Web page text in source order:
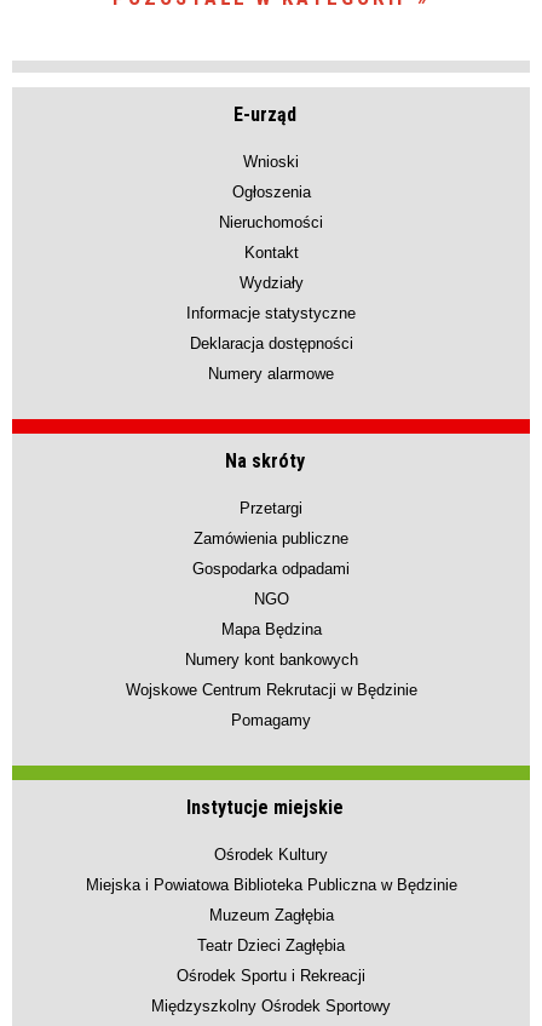
E-urząd
Wnioski
Ogłoszenia
Nieruchomości
Kontakt
Wydziały
Informacje statystyczne
Deklaracja dostępności
Numery alarmowe
Na skróty
Przetargi
Zamówienia publiczne
Gospodarka odpadami
NGO
Mapa Będzina
Numery kont bankowych
Wojskowe Centrum Rekrutacji w Będzinie
Pomagamy
Instytucje miejskie
Ośrodek Kultury
Miejska i Powiatowa Biblioteka Publiczna w Będzinie
Muzeum Zagłębia
Teatr Dzieci Zagłębia
Ośrodek Sportu i Rekreacji
Międzyszkolny Ośrodek Sportowy